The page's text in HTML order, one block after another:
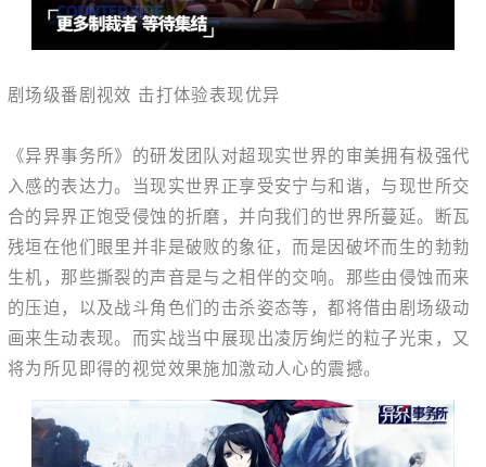
剧场级番剧视效 击打体验表现优异
《异界事务所》的研发团队对超现实世界的审美拥有极强代
入感的表达力。当现实世界正享受安宁与和谐，与现世所交
合的异界正饱受侵蚀的折磨，并向我们的世界所蔓延。断瓦
残垣在他们眼里并非是破败的象征，而是因破坏而生的勃勃
生机，那些撕裂的声音是与之相伴的交响。那些由侵蚀而来
的压迫，以及战斗角色们的击杀姿态等，都将借由剧场级动
画来生动表现。而实战当中展现出凌厉绚烂的粒子光束，又
将为所见即得的视觉效果施加激动人心的震撼。